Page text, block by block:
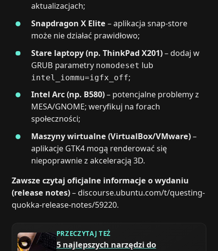
aktualizacjach;
Snapdragon X Elite – aplikacja snap-store
może nie działać prawidłowo;
Stare laptopy (np. ThinkPad X201)– dodaj w
GRUB parametry nomodeset lub
intel_iommu=igfx_off;
Intel Arc (np. B580)– potencjalne problemy z
MESA/GNOME; weryfikuj na forach
społeczności;
Maszyny wirtualne (VirtualBox/VMware)–
aplikacje GTK4 mogą renderować się
niepoprawnie z akceleracją 3D.
Zawsze czytaj oficjalne informacje o wydaniu
(release notes)– discourse.ubuntu.com/t/questing-
quokka-release-notes/59220.
PRZECZYTAJ TEŻ
5 najlepszych narzędzi do